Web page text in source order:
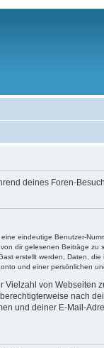
deines Foren-
eindeutige Benutzer-
dir gelesenen Beiträge
erstellt werden, Daten,
und einer persönlichen
von Webseiten
nach
und deiner E-Mail-